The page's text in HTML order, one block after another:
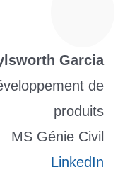
Garcia
de
produits
MS Génie Civil
LinkedIn